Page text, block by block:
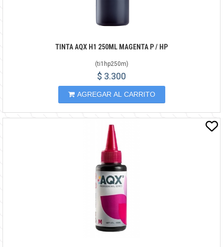
TINTA AQX H1 250ML MAGENTA P / HP
(ti1hp250m)
$ 3.300
AGREGAR AL CARRITO